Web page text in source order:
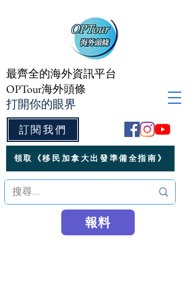
訂閱我們
最齊全的海外資訊平台
OPTour海外頭條
打開你的眼界
領取《移民加拿大出發準備全指南》
報料